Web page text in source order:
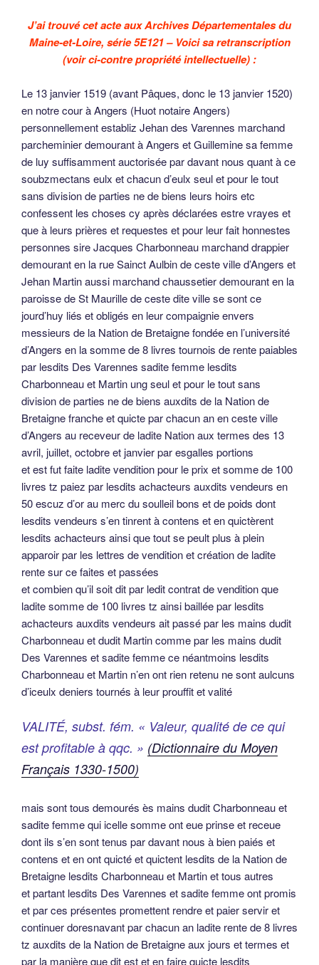
J’ai trouvé cet acte aux Archives Départementales du
Maine-et-Loire, série 5E121 – Voici sa retranscription
(voir ci-contre propriété intellectuelle) :
Le 13 janvier 1519 (avant Pâques, donc le 13 janvier 1520)
en notre cour à Angers (Huot notaire Angers)
personnellement establiz Jehan des Varennes marchand
parcheminier demourant à Angers et Guillemine sa femme
de luy suffisamment auctorisée par davant nous quant à ce
soubzmectans eulx et chacun d’eulx seul et pour le tout
sans division de parties ne de biens leurs hoirs etc
confessent les choses cy après déclarées estre vrayes et
que à leurs prières et requestes et pour leur fait honnestes
personnes sire Jacques Charbonneau marchand drappier
demourant en la rue Sainct Aulbin de ceste ville d’Angers et
Jehan Martin aussi marchand chaussetier demourant en la
paroisse de St Maurille de ceste dite ville se sont ce
jourd’huy liés et obligés en leur compaignie envers
messieurs de la Nation de Bretaigne fondée en l’université
d’Angers en la somme de 8 livres tournois de rente paiables
par lesdits Des Varennes sadite femme lesdits
Charbonneau et Martin ung seul et pour le tout sans
division de parties ne de biens auxdits de la Nation de
Bretaigne franche et quicte par chacun an en ceste ville
d’Angers au receveur de ladite Nation aux termes des 13
avril, juillet, octobre et janvier par esgalles portions
et est fut faite ladite vendition pour le prix et somme de 100
livres tz paiez par lesdits achacteurs auxdits vendeurs en
50 escuz d’or au merc du soulleil bons et de poids dont
lesdits vendeurs s’en tinrent à contens et en quictèrent
lesdits achacteurs ainsi que tout se peult plus à plein
apparoir par les lettres de vendition et création de ladite
rente sur ce faites et passées
et combien qu’il soit dit par ledit contrat de vendition que
ladite somme de 100 livres tz ainsi baillée par lesdits
achacteurs auxdits vendeurs ait passé par les mains dudit
Charbonneau et dudit Martin comme par les mains dudit
Des Varennes et sadite femme ce néantmoins lesdits
Charbonneau et Martin n’en ont rien retenu ne sont aulcuns
d’iceulx deniers tournés à leur prouffit et valité
VALITÉ, subst. fém. « Valeur, qualité de ce qui
est profitable à qqc. » (Dictionnaire du Moyen
Français 1330-1500)
mais sont tous demourés ès mains dudit Charbonneau et
sadite femme qui icelle somme ont eue prinse et receue
dont ils s’en sont tenus par davant nous à bien paiés et
contens et en ont quicté et quictent lesdits de la Nation de
Bretaigne lesdits Charbonneau et Martin et tous autres
et partant lesdits Des Varennes et sadite femme ont promis
et par ces présentes promettent rendre et paier servir et
continuer doresnavant par chacun an ladite rente de 8 livres
tz auxdits de la Nation de Bretaigne aux jours et termes et
par la manière que dit est et en faire quicte lesdits